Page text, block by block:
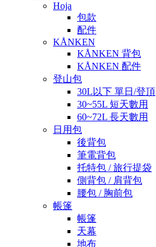
Hoja
包款
配件
KÅNKEN
KÅNKEN 背包
KÅNKEN 配件
登山包
30L以下 單日/登頂
30~55L 短天數用
60~72L 長天數用
日用包
後背包
筆電背包
托特包 / 旅行提袋
側背包 / 肩背包
腰包 / 胸前包
帳篷
帳篷
天幕
地布